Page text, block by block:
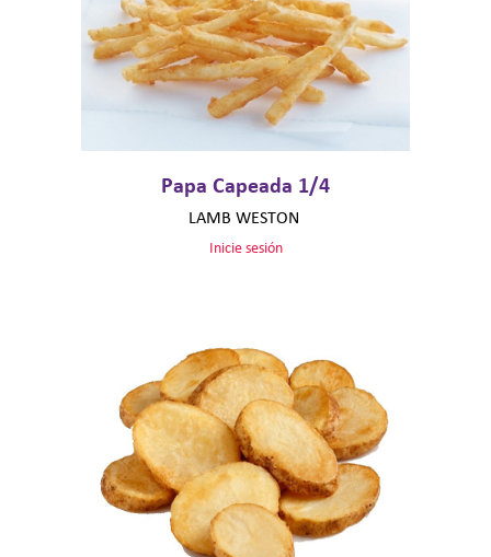
Papa Capeada 1/4
LAMB WESTON
Inicie sesión